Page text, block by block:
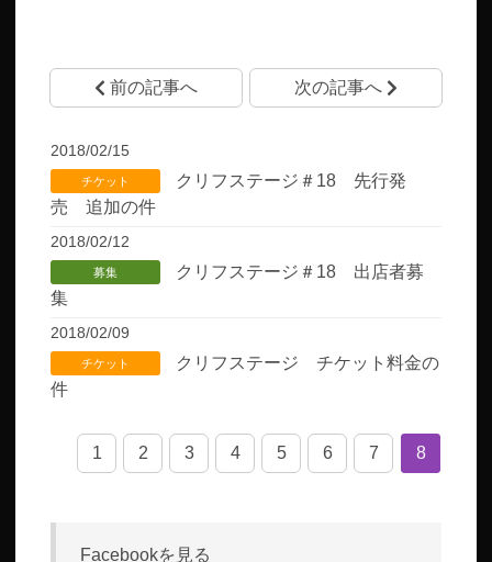
前の記事へ 次の記事へ
2018/02/15
チケット
クリフステージ＃18 先行発
売 追加の件
2018/02/12
募集
クリフステージ＃18 出店者募
集
2018/02/09
チケット
クリフステージ チケット料金の
件
1 2 3 4 5 6 7 8
Facebookを見る